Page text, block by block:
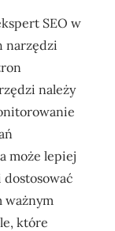
SEO w
narzędzi
należy
może lepiej
które